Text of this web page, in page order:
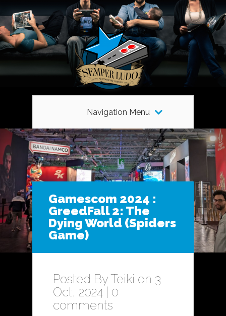
Navigation Menu
Gamescom 2024 :
GreedFall 2: The
Dying World (Spiders
Game)
Posted ByTeiki on 3
Oct, 2024 | 0
comments